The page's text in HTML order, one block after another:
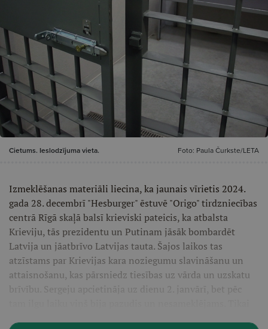
Cietums. Ieslodzījuma vieta. Foto: Paula Čurkste/LETA
Izmeklēšanas materiāli liecina, ka jaunais vīrietis 2024.
gada 28. decembrī "Hesburger" ēstuvē "Origo" tirdzniecības
centrā Rīgā skaļā balsī krieviski pateicis, ka atbalsta
Krieviju, tās prezidentu un Putinam jāsāk bombardēt
Latvija un jāatbrīvo Latvijas tauta. Šajos laikos tas
atzīstams par Krievijas kara noziegumu slavināšanu un
attaisnošanu, kas pārsniedz tiesības uz vārda un uzskatu
brīvību. Sergeju apcietināja uz dienu 2. janvārī, bet pēc